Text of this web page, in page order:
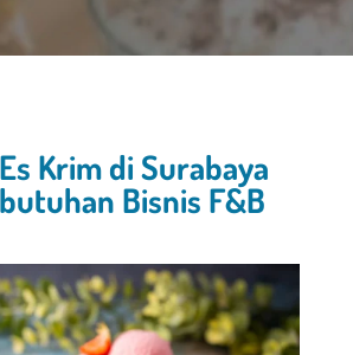
Krim di Surabaya
Bisnis F&B